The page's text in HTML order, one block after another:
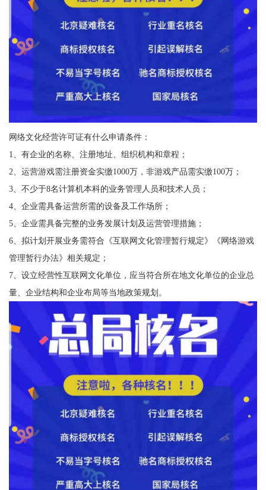
网络文化经营许可证有什么申请条件：
1、有企业的名称、注册地址、组织机构和章程；
2、运营游戏需注册资金实缴1000万，非游戏产品需实缴100万；
3、不少于8名计算机本科的业务管理人员和技术人员；
4、企业需具备运营所需的设备及工作场所；
5、企业需具备完整的业务发展计划及运营管理措施；
6、拟计划开展业务需符合《互联网文化管理暂行规定》《网络游戏
管理暂行办法》相关规定；
7、设立经营性互联网文化单位，应当符合所在地文化单位的企业总
量、企业结构和企业布局等当地政策规划。